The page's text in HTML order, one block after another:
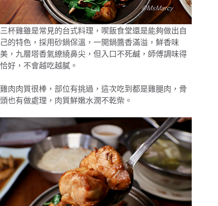
三杯雞雖是常見的台式料理，喫飯食堂還是能夠做出自
己的特色，採用砂鍋保溫，一開鍋醬香滿溢，鮮香味
美，九層塔香氣繚繞鼻尖，但入口不死鹹，師傅調味得
恰好，不會越吃越膩。
雞肉肉質很棒，部位有挑過，這次吃到都是雞腿肉，骨
頭也有做處理，肉質鮮嫩水潤不乾柴。